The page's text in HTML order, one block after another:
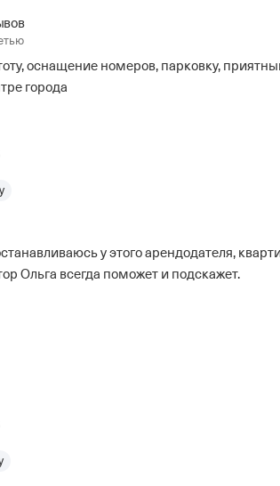
оснащение номеров, парковку,
города
у этого арендодателя,
Ольга всегда поможет и подскажет.